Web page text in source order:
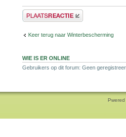
Plaats een reactie
Keer terug naar Winterbescherming
WIE IS ER ONLINE
Gebruikers op dit forum: Geen